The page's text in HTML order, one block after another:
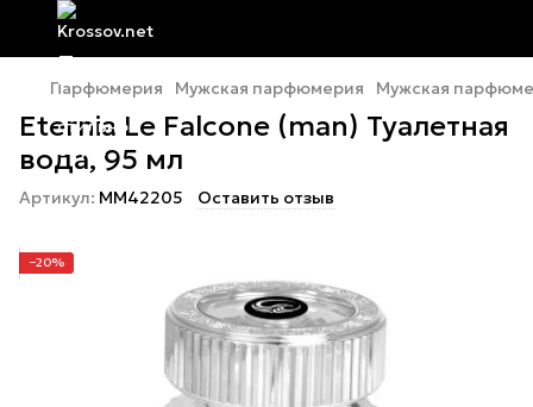
Парфюмерия Мужская парфюмерия Мужская
Eternia Le Falcone (man) Туалетная
вода, 95 мл
Артикул: MM42205 Оставить отзыв
−20%